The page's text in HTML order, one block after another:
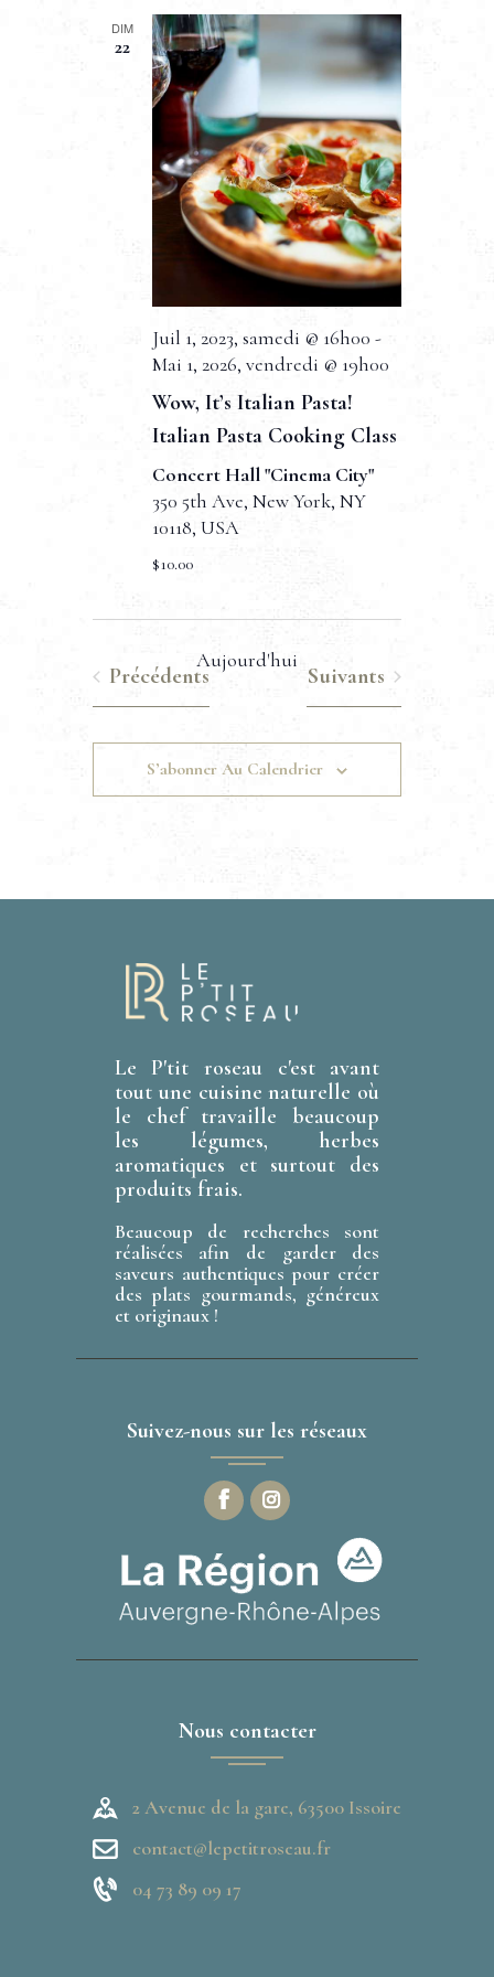
m
e
n
t
s
DIM
22
Juil 1, 2023, samedi @ 16h00 -
Mai 1, 2026, vendredi @ 19h00
Wow, It’s Italian Pasta!
Italian Pasta Cooking Class
Concert Hall "Cinema City"
350 5th Ave, New York, NY
10118, USA
$10.00
Évènements
Précédents
Aujourd'hui
Évènements
Suivants
S’abonner Au Calendrier
Le P'tit roseau c'est avant
tout une cuisine naturelle où
le chef travaille beaucoup
les légumes, herbes
aromatiques et surtout des
produits frais.
Beaucoup de recherches sont
réalisées afin de garder des
saveurs authentiques pour créer
des plats gourmands, généreux
et originaux !
Suivez-nous sur les réseaux
Nous contacter
2 Avenue de la gare, 63500 Issoire
contact@lepetitroseau.fr
04 73 89 09 17